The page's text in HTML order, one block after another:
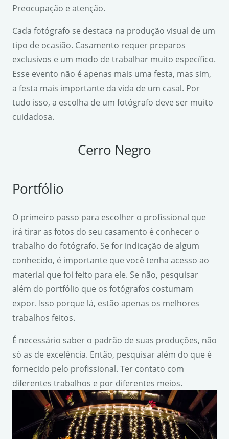
Preocupação e atenção.
Cada fotógrafo se destaca na produção visual de um
tipo de ocasião. Casamento requer preparos
exclusivos e um modo de trabalhar muito específico.
Esse evento não é apenas mais uma festa, mas sim,
a festa mais importante da vida de um casal. Por
tudo isso, a escolha de um fotógrafo deve ser muito
cuidadosa.
Cerro Negro
Portfólio
O primeiro passo para escolher o profissional que
irá tirar as fotos do seu casamento é conhecer o
trabalho do fotógrafo. Se for indicação de algum
conhecido, é importante que você tenha acesso ao
material que foi feito para ele. Se não, pesquisar
além do portfólio que os fotógrafos costumam
expor. Isso porque lá, estão apenas os melhores
trabalhos feitos.
É necessário saber o padrão de suas produções, não
só as de excelência. Então, pesquisar além do que é
fornecido pelo profissional. Ter contato com
diferentes trabalhos e por diferentes meios.